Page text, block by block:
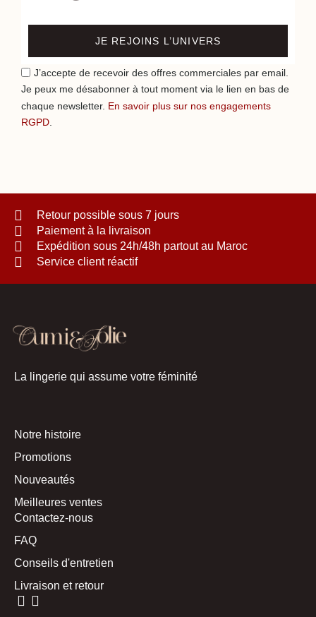
JE REJOINS L’UNIVERS
J’accepte de recevoir des offres commerciales par email.
Je peux me désabonner à tout moment via le lien en bas de
chaque newsletter. En savoir plus sur nos engagements
RGPD
Retour possible sous 7 jours
Paiement à la livraison
Expédition sous 24h/48h partout au Maroc
Service client réactif
La lingerie qui assume votre féminité
Notre histoire
Promotions
Nouveautés
Meilleures ventes
Contactez-nous
FAQ
Conseils d'entretien
Livraison et retour